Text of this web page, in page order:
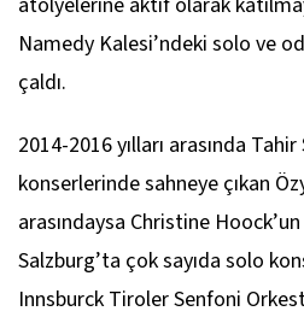
Namedy Kalesi’ndeki solo ve
çaldı.
2014-2016 yılları arasında Tahir
konserlerinde sahneye çıkan
arasındaysa Christine Hoock’un
Salzburg’ta çok sayıda solo
Innsburck Tiroler Senfoni